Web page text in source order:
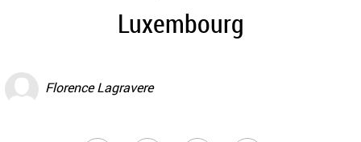
Luxembourg
Florence Lagravere